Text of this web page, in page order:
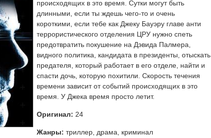
происходящих в это время. Сутки могут быть
длинными, если ты ждешь чего-то и очень
короткими, если тебе как Джеку Бауэру главе анти
террористического отделения ЦРУ нужно спеть
предотвратить покушение на Дэвида Палмера,
видного политика, кандидата в президенты, отыскать
предателя, который работает в его отделе, найти и
спасти дочь, которую похитили. Скорость течения
времени зависит от событий происходящих в это
время. У Джека время просто летит.
Оригинал: 24
Жанры: триллер, драма, криминал